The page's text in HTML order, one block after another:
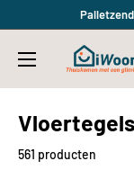
content
iWoon.nl
Vloertegels
561 producten